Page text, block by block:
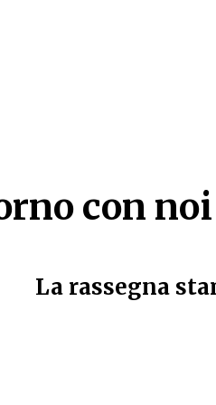
con noi
con noi
La rassegna